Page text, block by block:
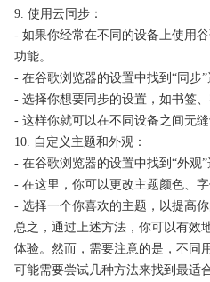
9. 使用云同步：
- 如果你经常在不同的设备上使用
功能。
- 在谷歌浏览器的设置中找到“同步”
- 选择你想要同步的设置，如书签、
- 这样你就可以在不同设备之间无
10. 自定义主题和外观：
- 在谷歌浏览器的设置中找到“外观”
- 在这里，你可以更改主题颜色、字
- 选择一个你喜欢的主题，以提高你
总之，通过上述方法，你可以有效
体验。然而，需要注意的是，不同
可能需要尝试几种方法来找到最适